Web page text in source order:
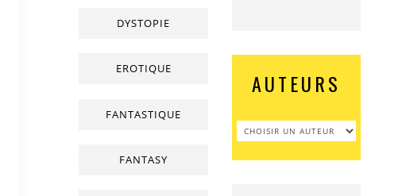
DYSTOPIE
EROTIQUE
FANTASTIQUE
FANTASY
AUTEURS